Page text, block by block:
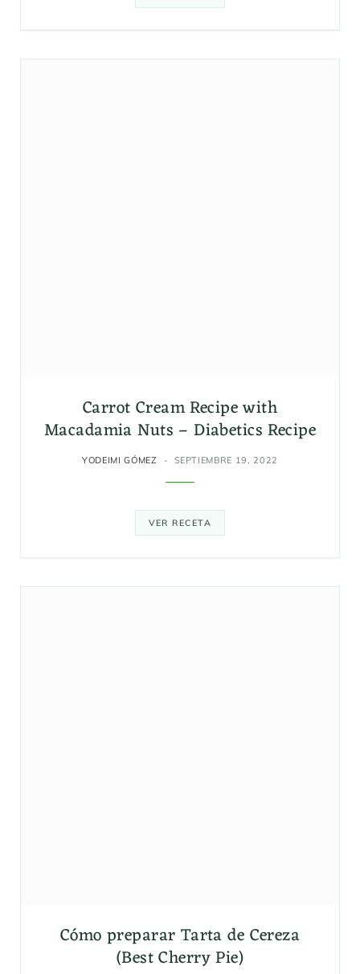
Carrot Cream Recipe with
Macadamia Nuts – Diabetics Recipe
YODEIMI GÓMEZ SEPTIEMBRE 19, 2022
VER RECETA
Cómo preparar Tarta de Cereza
(Best Cherry Pie)